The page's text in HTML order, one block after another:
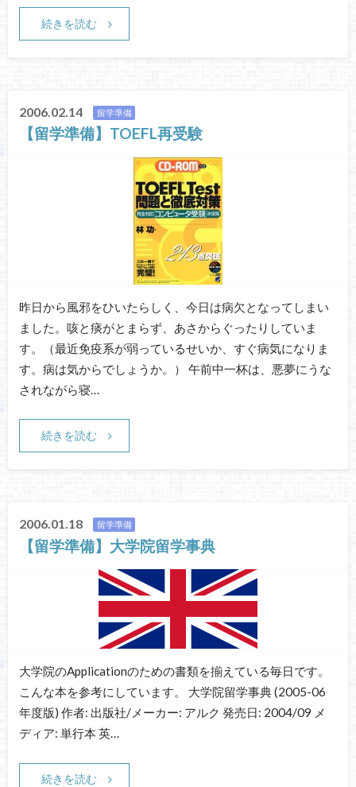
続きを読む
2006.02.14 留学準備
【留学準備】TOEFL再受験
昨日から風邪をひいたらしく、今日は病欠となってしまい
ました。咳と痰がとまらず、あさからぐったりしていま
す。（最近免疫系が弱っているせいか、すぐ病気になりま
す。病は気からでしょうか。） 午前中一杯は、悪夢にうな
されながら寝…
続きを読む
2006.01.18 留学準備
【留学準備】大学院留学事典
大学院のApplicationのための書類を揃えている毎日です。
こんな本を参考にしています。 大学院留学事典 (2005-06
年度版) 作者: 出版社/メーカー: アルク 発売日: 2004/09 メ
ディア: 単行本 英…
続きを読む